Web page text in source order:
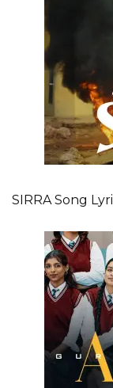
SIRRA Song